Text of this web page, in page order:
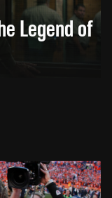
Legend of